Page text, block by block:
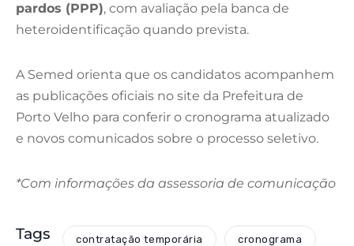
pardos (PPP), com avaliação pela banca de
heteroidentificação quando prevista.
A Semed orienta que os candidatos acompanhem
as publicações oficiais no site da Prefeitura de
Porto Velho para conferir o cronograma atualizado
e novos comunicados sobre o processo seletivo.
*Com informações da assessoria de comunicação
Tags contratação temporária cronograma